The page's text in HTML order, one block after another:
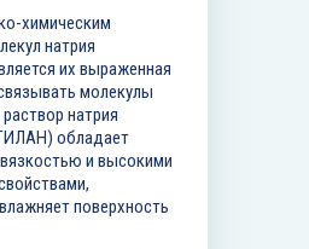
химическим
натрия
их выраженная
молекулы
натрия
обладает
и высокими
поверхность